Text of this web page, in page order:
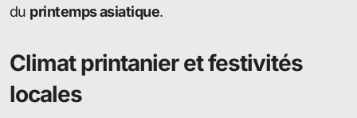
du printemps asiatique.
Climat printanier et festivités
locales